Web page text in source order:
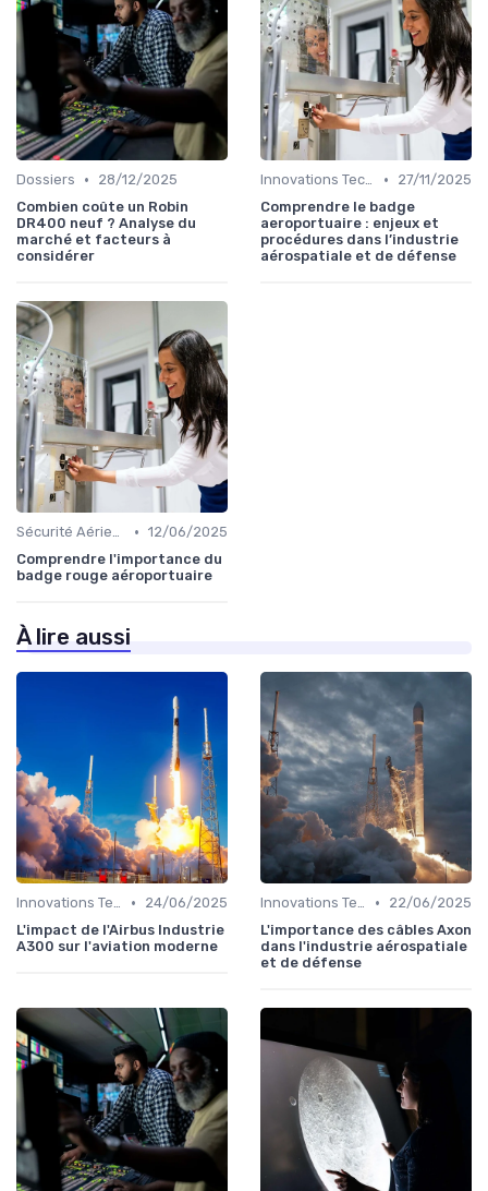
Dossiers •
28/12/2025
Combien coûte un Robin
DR400 neuf ? Analyse du
marché et facteurs à
considérer
Innovations Technologiques •
27/11/2025
Comprendre le badge
aeroportuaire : enjeux et
procédures dans l’industrie
aérospatiale et de défense
Sécurité Aérienne • 12/06/2025
Comprendre l'importance du
badge rouge aéroportuaire
À lire aussi
Innovations Technologiques •
24/06/2025
L'impact de l'Airbus Industrie
A300 sur l'aviation moderne
Innovations Technologiques •
22/06/2025
L'importance des câbles Axon
dans l'industrie aérospatiale
et de défense